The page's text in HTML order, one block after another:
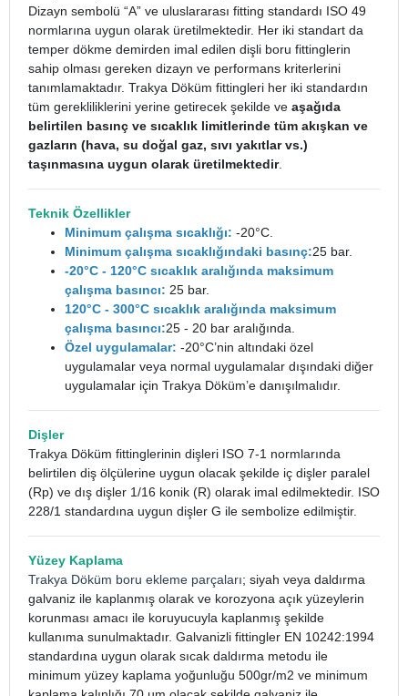
Dizayn sembolü “A” ve uluslararası fitting standardı ISO 49
normlarına uygun olarak üretilmektedir. Her iki standart da
temper dökme demirden imal edilen dişli boru fittinglerin
sahip olması gereken dizayn ve performans kriterlerini
tanımlamaktadır. Trakya Döküm fittingleri her iki standardın
tüm gerekliliklerini yerine getirecek şekilde ve aşağıda
belirtilen basınç ve sıcaklık limitlerinde tüm akışkan ve
gazların (hava, su doğal gaz, sıvı yakıtlar vs.)
taşınmasına uygun olarak üretilmektedir.
Teknik Özellikler
Minimum çalışma sıcaklığı: -20°C.
Minimum çalışma sıcaklığındaki basınç:25 bar.
-20°C - 120°C sıcaklık aralığında maksimum
çalışma basıncı: 25 bar.
120°C - 300°C sıcaklık aralığında maksimum
çalışma basıncı:25 - 20 bar aralığında.
Özel uygulamalar: -20°C’nin altındaki özel
uygulamalar veya normal uygulamalar dışındaki diğer
uygulamalar için Trakya Döküm’e danışılmalıdır.
Dişler
Trakya Döküm fittinglerinin dişleri ISO 7-1 normlarında
belirtilen diş ölçülerine uygun olacak şekilde iç dişler paralel
(Rp) ve dış dişler 1/16 konik (R) olarak imal edilmektedir. ISO
228/1 standardına uygun dişler G ile sembolize edilmiştir.
Yüzey Kaplama
Trakya Döküm boru ekleme parçaları; siyah veya daldırma
galvaniz ile kaplanmış olarak ve korozyona açık yüzeylerin
korunması amacı ile koruyucuyla kaplanmış şekilde
kullanıma sunulmaktadır. Galvanizli fittingler EN 10242:1994
standardına uygun olarak sıcak daldırma metodu ile
minimum yüzey kaplama yoğunluğu 500gr/m2 ve minimum